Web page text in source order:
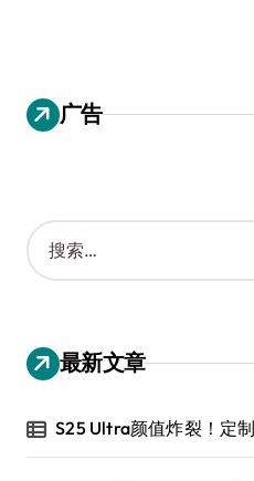
广告
搜
索
：
最新文章
S25 Ultra颜值炸裂！定